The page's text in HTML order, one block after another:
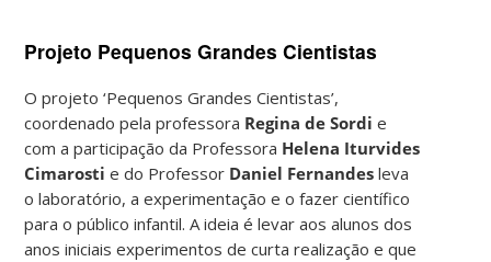
Projeto Pequenos Grandes Cientistas
O projeto ‘Pequenos Grandes Cientistas’,
coordenado pela professora Regina de Sordi e
com a participação da Professora Helena Iturvides
Cimarosti e do Professor Daniel Fernandes leva
o laboratório, a experimentação e o fazer científico
para o público infantil. A ideia é levar aos alunos dos
anos iniciais experimentos de curta realização e que